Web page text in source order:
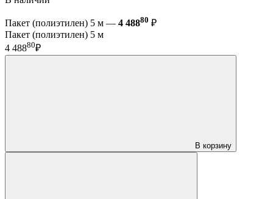
Пакет (полиэтилен) 5 м — 4 48880 ₽
Пакет (полиэтилен) 5 м
4 48880₽
В корзину